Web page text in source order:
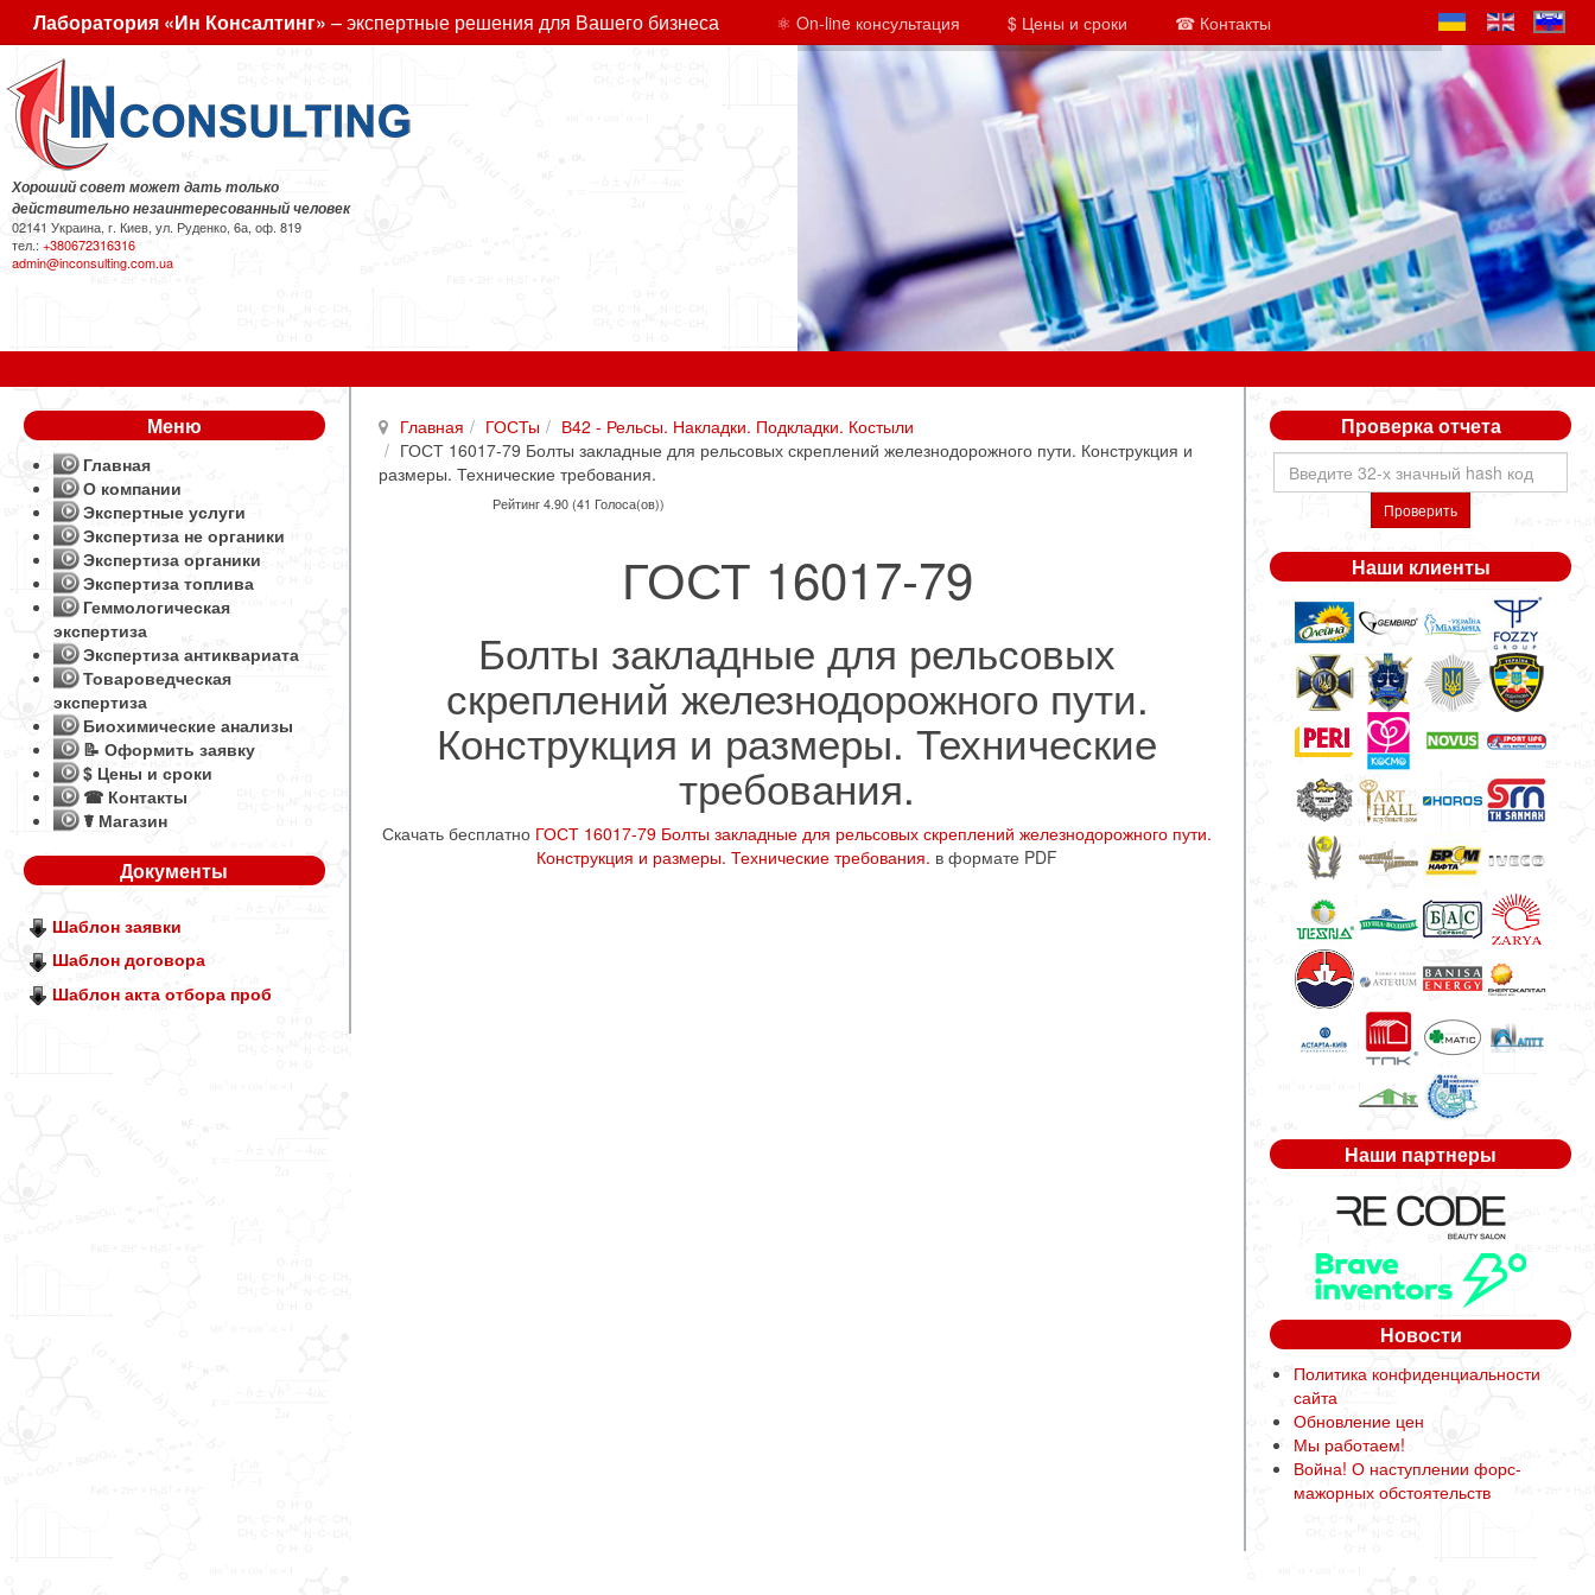
Лаборатория «Ин Консалтинг» – экспертные решения для Вашего бизнеса ⚛ On-line консультация $ Цены и сроки ☎ Контакты
Хороший совет может дать только
действительно незаинтересованный человек
02141 Украина, г. Киев, ул. Руденко, 6а, оф. 819
тел.:+380672316316
admin@inconsulting.com.ua
Главная ГОСТы
В42 - Рельсы. Накладки. Подкладки. Костыли
ГОСТ 16017-79 Болты закладные для рельсовых скреплений железнодорожного пути. Конструкция и
размеры. Технические требования.
Рейтинг 4.90 (41 Голоса(ов))
ГОСТ 16017-79
Болты закладные для рельсовых
скреплений железнодорожного пути.
Конструкция и размеры. Технические
требования.
Скачать бесплатно ГОСТ 16017-79 Болты закладные для рельсовых скреплений железнодорожного пути.
Конструкция и размеры. Технические требования. в формате PDF
Меню
Главная
О компании
Экспертные услуги
Экспертиза не органики
Экспертиза органики
Экспертиза топлива
Геммологическая
экспертиза
Экспертиза антиквариата
Товароведческая
экспертиза
Биохимические анализы
📝 Оформить заявку
$ Цены и сроки
☎ Контакты
☤ Магазин
Документы
Шаблон заявки
Шаблон договора
Шаблон акта отбора проб
Проверка отчета
Проверить
Наши клиенты
Наши партнеры
Новости
Политика конфиденциальности
сайта
Обновление цен
Мы работаем!
Война! О наступлении форс-
мажорных обстоятельств